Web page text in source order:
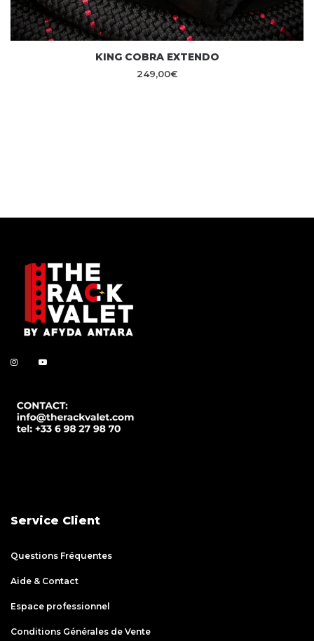
KING COBRA EXTENDO
249,00€
Service Client
Questions Fréquentes
Aide & Contact
Espace professionnel
Conditions Générales de Vente